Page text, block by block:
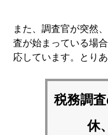
また、調査官が突然
査が始まっている場
応しています。とり
税務調
休